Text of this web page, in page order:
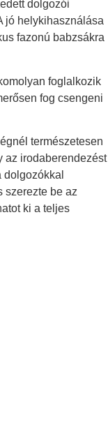
dolgozói
jó helykihasználása
fazonú babzsákra
foglalkozik
fog csengeni
természetesen
az irodaberendezést
szerezte be az
ki a teljes